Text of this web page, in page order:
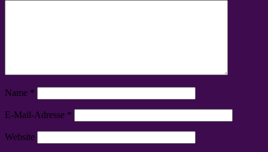
Name *
E-Mail-Adresse *
Website